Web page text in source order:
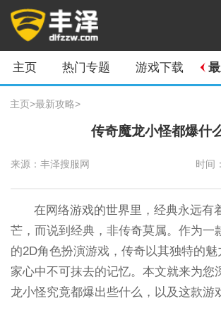
主页 热门专题 游戏下载
主页>最新攻略>
传奇魔龙小怪都爆什
来源：丰泽搜服网 时间
在网络游戏的世界里，经典永远有
芒，而说到经典，非传奇莫属。作为一
的2D角色扮演游戏，传奇以其独特的
家心中不可抹去的记忆。本文就来为您
龙小怪究竟都爆出些什么，以及这款游